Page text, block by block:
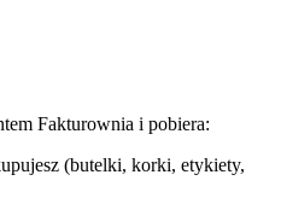
Fakturownia i pobiera:
(butelki, korki, etykiety,